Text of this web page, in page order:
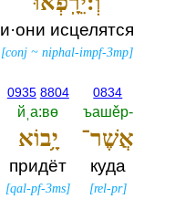
и·они исцелятся
[conj ~niphal-impf-3mp]
0834
ъашěр-‎
אֲשֶׁר־
куда
[rel-pr]
0935 8804
йˌа:вө
יָ֥בוֹא
придёт
[qal-pf-3ms]